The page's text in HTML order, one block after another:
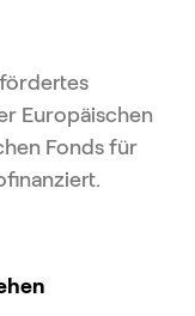
Europäischen
Fonds für